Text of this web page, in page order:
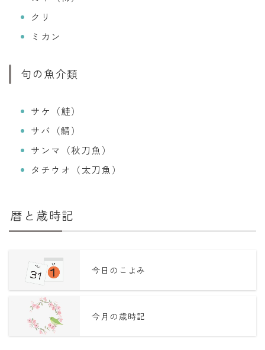
クリ
ミカン
旬の魚介類
サケ（鮭）
サバ（鯖）
サンマ（秋刀魚）
タチウオ（太刀魚）
暦と歳時記
今日のこよみ
今月の歳時記